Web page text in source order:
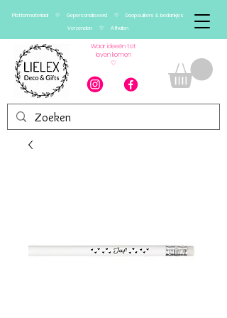
Plottermateriaal ♡ Gepersonaliseerd ♡ Doopsuikers & bedankjes
Verzenden ♡ Afhalen
Waar ideeën tot
leven komen
♡